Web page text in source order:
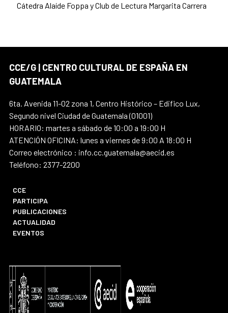
Cátedra Alaíde Foppa y Club de Lectura Margarita Carrera
CCE/G | CENTRO CULTURAL DE ESPAÑA EN
GUATEMALA
6ta. Avenida 11-02 zona 1, Centro Histórico – Edifico Lux,
Segundo nivel Ciudad de Guatemala (01001)
HORARIO: martes a sábado de 10:00 a 19:00 H
ATENCIÓN OFICINA: lunes a viernes de 9:00 A 18:00 H
Correo electrónico : info.cc.guatemala@aecid.es
Teléfono: 2377-2200
CCE
PARTICIPA
PUBLICACIONES
ACTUALIDAD
EVENTOS